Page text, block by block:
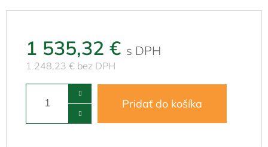
1 535,32 €
1 248,23 € bez DPH
Pridať do košíka